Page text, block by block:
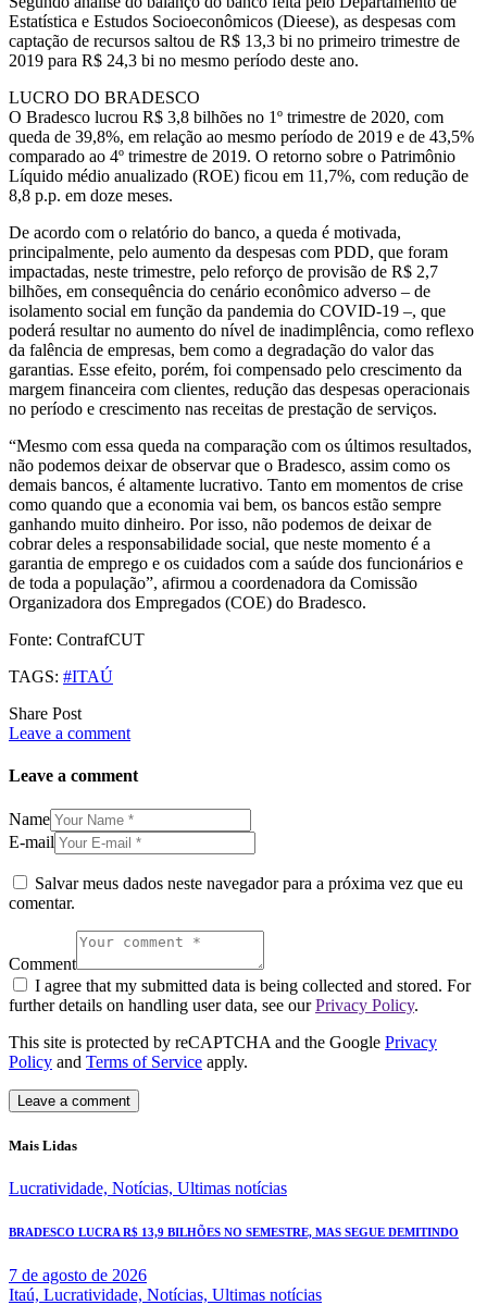
Estatística e Estudos Socioeconômicos (Dieese), as despesas com
captação de recursos saltou de R$ 13,3 bi no primeiro trimestre de
2019 para R$ 24,3 bi no mesmo período deste ano.
LUCRO DO BRADESCO
O Bradesco lucrou R$ 3,8 bilhões no 1º trimestre de 2020, com
queda de 39,8%, em relação ao mesmo período de 2019 e de 43,5%
comparado ao 4º trimestre de 2019. O retorno sobre o Patrimônio
Líquido médio anualizado (ROE) ficou em 11,7%, com redução de
8,8 p.p. em doze meses.
De acordo com o relatório do banco, a queda é motivada,
principalmente, pelo aumento da despesas com PDD, que foram
impactadas, neste trimestre, pelo reforço de provisão de R$ 2,7
bilhões, em consequência do cenário econômico adverso – de
isolamento social em função da pandemia do COVID-19 –, que
poderá resultar no aumento do nível de inadimplência, como reflexo
da falência de empresas, bem como a degradação do valor das
garantias. Esse efeito, porém, foi compensado pelo crescimento da
margem financeira com clientes, redução das despesas operacionais
no período e crescimento nas receitas de prestação de serviços.
“Mesmo com essa queda na comparação com os últimos resultados,
não podemos deixar de observar que o Bradesco, assim como os
demais bancos, é altamente lucrativo. Tanto em momentos de crise
como quando que a economia vai bem, os bancos estão sempre
ganhando muito dinheiro. Por isso, não podemos de deixar de
cobrar deles a responsabilidade social, que neste momento é a
garantia de emprego e os cuidados com a saúde dos funcionários e
de toda a população”, afirmou a coordenadora da Comissão
Organizadora dos Empregados (COE) do Bradesco.
Fonte: ContrafCUT
TAGS: #ITAÚ
Share Post
Leave a comment
Leave a comment
Name
E-mail
Salvar meus dados neste navegador para a próxima vez que eu
comentar.
Comment
I agree that my submitted data is being collected and stored. For
further details on handling user data, see ourPrivacy Policy.
This site is protected by reCAPTCHA and the Google Privacy
Policy and Terms of Service apply.
Mais Lidas
Lucratividade, Notícias, Ultimas notícias
BRADESCO LUCRA R$ 13,9 BILHÕES NO SEMESTRE, MAS SEGUE DEMITINDO
7 de agosto de 2026
Itaú, Lucratividade, Notícias, Ultimas notícias